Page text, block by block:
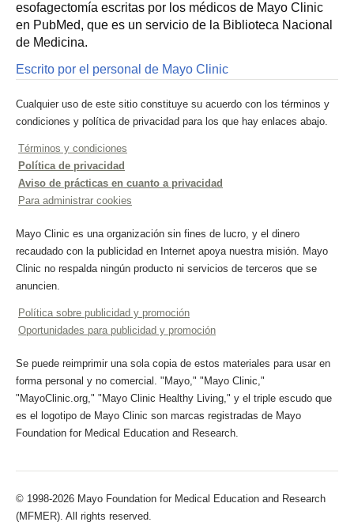
esofagectomía escritas por los médicos de Mayo Clinic
en PubMed, que es un servicio de la Biblioteca Nacional
de Medicina.
Escrito por el personal de Mayo Clinic
Cualquier uso de este sitio constituye su acuerdo con los términos y
condiciones y política de privacidad para los que hay enlaces abajo.
Términos y condiciones
Política de privacidad
Aviso de prácticas en cuanto a privacidad
Para administrar cookies
Mayo Clinic es una organización sin fines de lucro, y el dinero
recaudado con la publicidad en Internet apoya nuestra misión. Mayo
Clinic no respalda ningún producto ni servicios de terceros que se
anuncien.
Política sobre publicidad y promoción
Oportunidades para publicidad y promoción
Se puede reimprimir una sola copia de estos materiales para usar en
forma personal y no comercial. "Mayo," "Mayo Clinic,"
"MayoClinic.org," "Mayo Clinic Healthy Living," y el triple escudo que
es el logotipo de Mayo Clinic son marcas registradas de Mayo
Foundation for Medical Education and Research.
© 1998-2026 Mayo Foundation for Medical Education and Research
(MFMER). All rights reserved.